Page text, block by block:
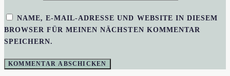
NAME, E-MAIL-ADRESSE UND WEBSITE IN DIESEM
BROWSER FÜR MEINEN NÄCHSTEN KOMMENTAR
SPEICHERN.